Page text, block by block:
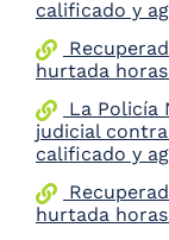
calificado y
hurtada
La Policía
judicial
calificado y
hurtada